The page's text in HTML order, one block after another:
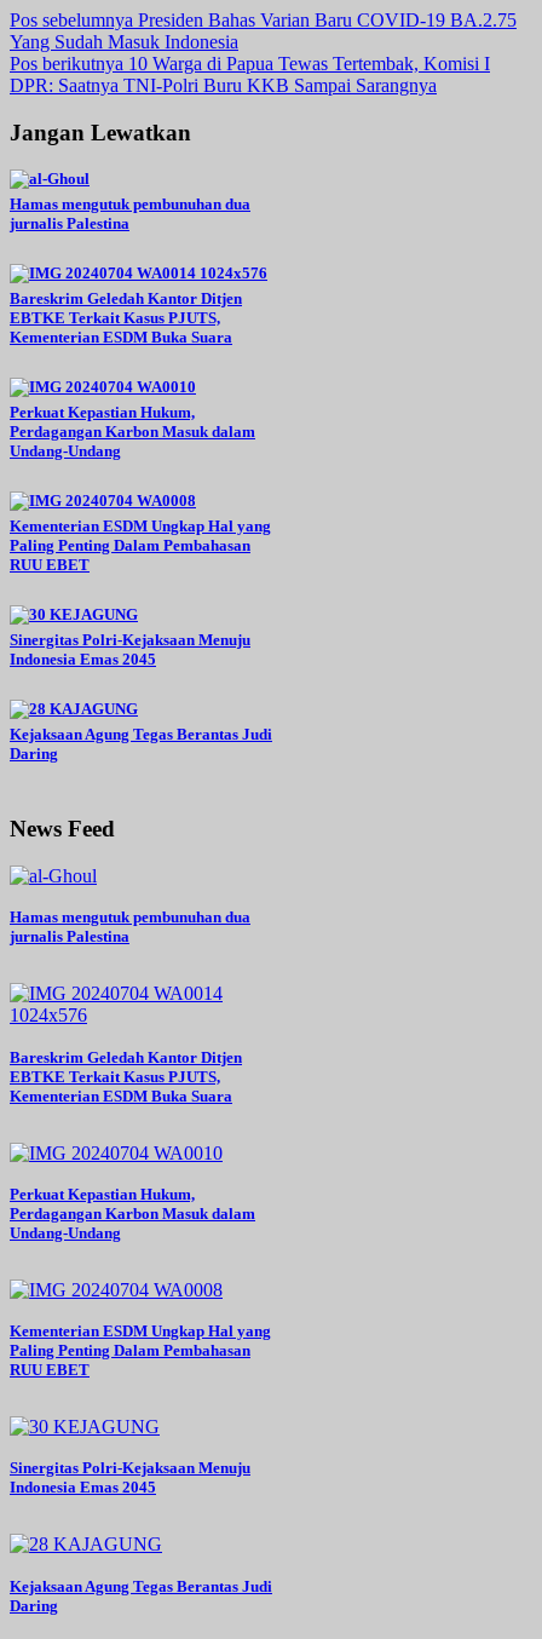
Navigasi
pos
Pos sebelumnya Presiden Bahas Varian Baru COVID-19 BA.2.75
Yang Sudah Masuk Indonesia
Pos berikutnya 10 Warga di Papua Tewas Tertembak, Komisi I
DPR: Saatnya TNI-Polri Buru KKB Sampai Sarangnya
Jangan Lewatkan
Hamas mengutuk pembunuhan dua
jurnalis Palestina
Bareskrim Geledah Kantor Ditjen
EBTKE Terkait Kasus PJUTS,
Kementerian ESDM Buka Suara
Perkuat Kepastian Hukum,
Perdagangan Karbon Masuk dalam
Undang-Undang
Kementerian ESDM Ungkap Hal yang
Paling Penting Dalam Pembahasan
RUU EBET
Sinergitas Polri-Kejaksaan Menuju
Indonesia Emas 2045
Kejaksaan Agung Tegas Berantas Judi
Daring
News Feed
Hamas mengutuk pembunuhan dua
jurnalis Palestina
Bareskrim Geledah Kantor Ditjen
EBTKE Terkait Kasus PJUTS,
Kementerian ESDM Buka Suara
Perkuat Kepastian Hukum,
Perdagangan Karbon Masuk dalam
Undang-Undang
Kementerian ESDM Ungkap Hal yang
Paling Penting Dalam Pembahasan
RUU EBET
Sinergitas Polri-Kejaksaan Menuju
Indonesia Emas 2045
Kejaksaan Agung Tegas Berantas Judi
Daring